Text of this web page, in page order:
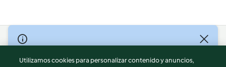
© Copyright 2026
Términos de uso
Utilizamos cookies para personalizar contenido y anuncios,